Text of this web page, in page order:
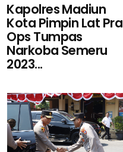
Kapolres Madiun
Kota Pimpin Lat Pra
Ops Tumpas
Narkoba Semeru
2023...